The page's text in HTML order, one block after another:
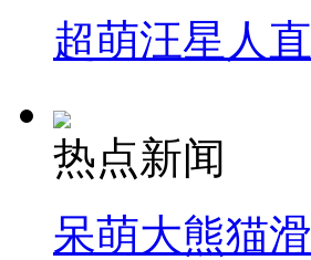
超萌汪星人
热点新闻
呆萌大熊猫